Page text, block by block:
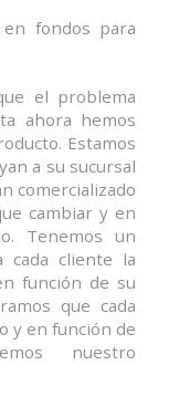
fondos para
el problema
ahora hemos
Estamos
a su sucursal
comercializado
cambiar y en
Tenemos un
cada cliente la
función de su
que cada
y en función de
nuestro